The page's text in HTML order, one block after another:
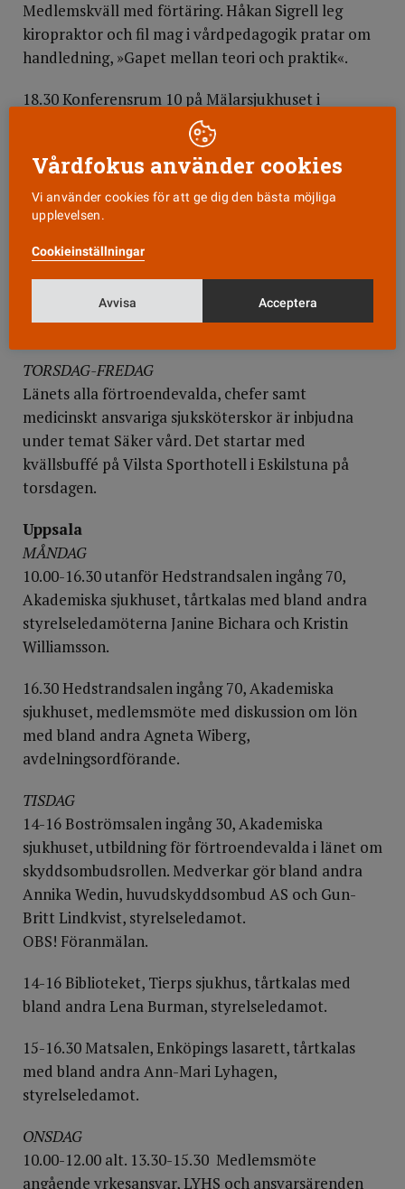
Medlemskväll med förtäring. Håkan Sigrell leg
kiropraktor och fil mag i vårdpedagogik pratar om
handledning, »Gapet mellan teori och praktik«.
18.30 Konferensrum 10 på Mälarsjukhuset i
Eskilstuna. Alla biomedicinska analytiker i länet är
inbjudna till en kväll under temat Laboratoriet i
framtiden. Föreläsare är Gunnar Sandström,
professor i biomedicinsk laboratorievetenskap på
Karolinska institutet.
18.00 Eskilstuna bowlingcenter, höstbuffé och
bowling för medlemmar på akutkliniken vid
Mälarsjukhuset i Eskils-tuna. Dessutom diverse
lustfyllda aktiviteter.
TORSDAG-FREDAG
Länets alla förtroendevalda, chefer samt
medicinskt ansvariga sjuksköterskor är inbjudna
under temat Säker vård. Det startar med
kvällsbuffé på Vilsta Sporthotell i Eskilstuna på
torsdagen.
Uppsala
MÅNDAG
10.00-16.30 utanför Hedstrandsalen ingång 70,
Akademiska sjukhuset, tårtkalas med bland andra
styrelseledamöterna Janine Bichara och Kristin
Williamsson.
16.30 Hedstrandsalen ingång 70, Akademiska
sjukhuset, medlemsmöte med diskussion om lön
med bland andra Agneta Wiberg,
avdelningsordförande.
TISDAG
14-16 Boströmsalen ingång 30, Akademiska
sjukhuset, utbildning för förtroendevalda i länet om
skyddsombudsrollen. Medverkar gör bland andra
Annika Wedin, huvudskyddsombud AS och Gun-
Britt Lindkvist, styrelseledamot.
OBS! Föranmälan.
14-16 Biblioteket, Tierps sjukhus, tårtkalas med
bland andra Lena Burman, styrelseledamot.
15-16.30 Matsalen, Enköpings lasarett, tårtkalas
med bland andra Ann-Mari Lyhagen,
styrelseledamot.
ONSDAG
10.00-12.00 alt. 13.30-15.30 Medlemsmöte
angående yrkesansvar, LYHS och ansvarsärenden
Vårdfokus använder cookies
Vi använder cookies för att ge dig den bästa möjliga
upplevelsen.
Cookieinställningar
Avvisa Acceptera